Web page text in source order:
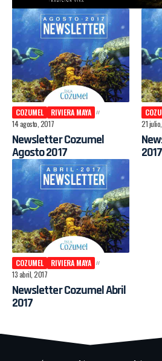
COZUMEL
RIVIERA MAYA
14 agosto, 2017
Newsletter Cozumel
Agosto 2017
21
2017
COZUMEL
RIVIERA MAYA
13 abril, 2017
Newsletter Cozumel Abril
2017